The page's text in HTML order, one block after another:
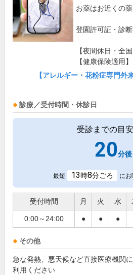
お薬はお近くの
登園許可証・診
【夜間休日・全国
【健康保険適用】
【アレルギー・花粉症専門外
診療／受付時間・休診日
受診までの目
20分後
最短 13時8分ごろ に
受付時間 月 火 水
0:00～24:00 ● ● ●
その他
急な発熱、悪天候など直接医療機関
利用ください